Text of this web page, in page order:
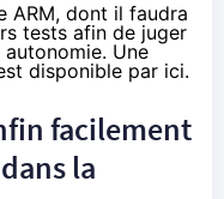
ARM, dont il faudra
tests afin de juger
Une
disponible par ici.
facilement
la